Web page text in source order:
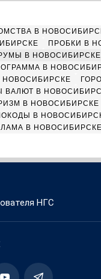
В
ПРОБКИ В
В НОВОСИБИРСКЕ
В
ВАЛЮТ В
В НОВОСИБИРСКЕ
В
В НОВОСИБИРСКЕ
НГС